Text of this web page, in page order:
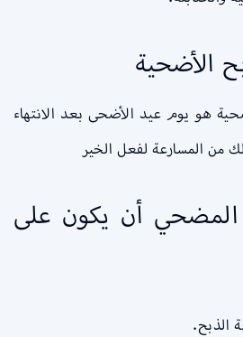
الأضحية
هو يوم عيد الأضحى بعد الانتهاء
من المسارعة لفعل الخير
أن يكون على
الذبح.